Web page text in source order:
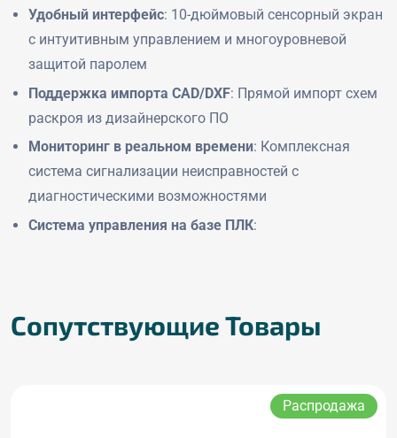
Удобный интерфейс: 10-дюймовый сенсорный экран
с интуитивным управлением и многоуровневой
защитой паролем
Поддержка импорта CAD/DXF: Прямой импорт схем
раскроя из дизайнерского ПО
Мониторинг в реальном времени: Комплексная
система сигнализации неисправностей с
диагностическими возможностями
Система управления на базе ПЛК:
Сопутствующие Товары
Распродажа